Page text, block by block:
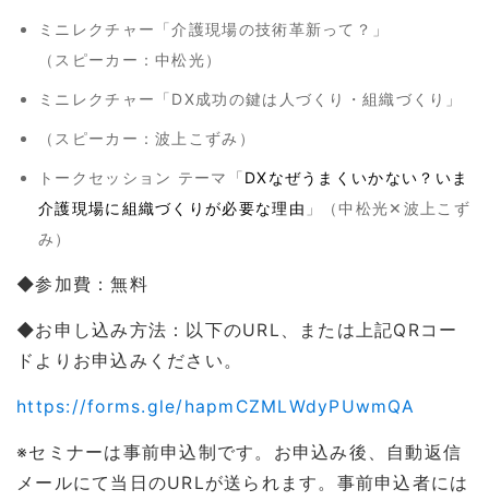
ミニレクチャー「介護現場の技術革新って？」
（スピーカー：中松光）
ミニレクチャー「DX成功の鍵は人づくり・組織づくり」
（スピーカー：波上こずみ）
トークセッション テーマ「DXなぜうまくいかない？いま
介護現場に組織づくりが必要な理由 」（中松光✕波上こず
み）
◆参加費：無料
◆お申し込み方法：以下のURL、または上記QRコー
ドよりお申込みください。
https://forms.gle/hapmCZMLWdyPUwmQA
※セミナーは事前申込制です。お申込み後、自動返信
メールにて当日のURLが送られます。事前申込者には